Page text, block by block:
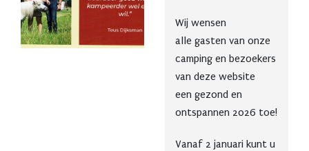
Wij wensen
alle gasten van onze
camping en bezoekers
van deze website
een gezond en
ontspannen 2026 toe!
Vanaf 2 januari kunt u